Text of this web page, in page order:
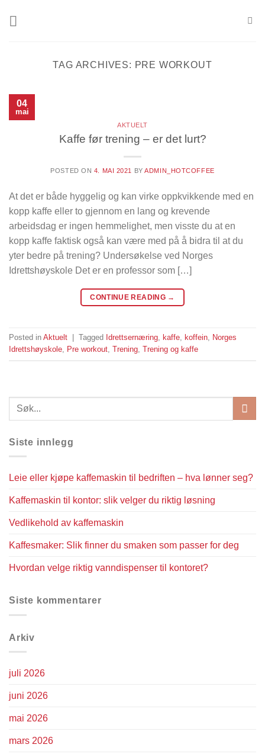
TAG ARCHIVES: PRE WORKOUT
04
mai
AKTUELT
Kaffe før trening – er det lurt?
POSTED ON 4. MAI 2021 BYADMIN_HOTCOFFEE
At det er både hyggelig og kan virke oppkvikkende med en
kopp kaffe eller to gjennom en lang og krevende
arbeidsdag er ingen hemmelighet, men visste du at en
kopp kaffe faktisk også kan være med på å bidra til at du
yter bedre på trening? Undersøkelse ved Norges
Idrettshøyskole Det er en professor som […]
CONTINUE READING →
Posted in Aktuelt Tagged Idrettsernæring kaffe koffein
Norges
Idrettshøyskole
Pre workout Trening Trening og kaffe
Siste innlegg
Leie eller kjøpe kaffemaskin til bedriften – hva lønner seg?
Kaffemaskin til kontor: slik velger du riktig løsning
Vedlikehold av kaffemaskin
Kaffesmaker: Slik finner du smaken som passer for deg
Hvordan velge riktig vanndispenser til kontoret?
Siste kommentarer
Arkiv
juli 2026
juni 2026
mai 2026
mars 2026